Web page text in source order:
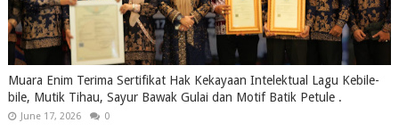
Muara Enim Terima Sertifikat Hak Kekayaan Intelektual Lagu Kebile-
bile, Mutik Tihau, Sayur Bawak Gulai dan Motif Batik Petule .
June 17, 2026 0